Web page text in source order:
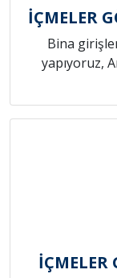
İÇMELER
Bina
yapıyoruz,
İÇMELER